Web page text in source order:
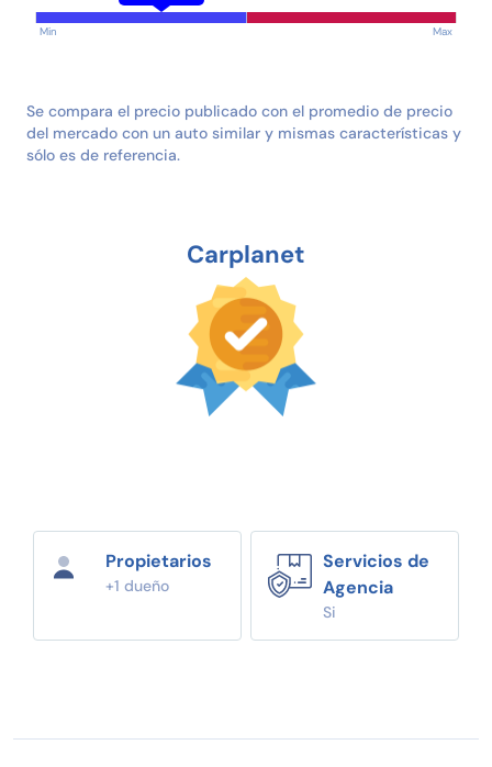
Min Max
Se compara el precio publicado con el promedio de precio
del mercado con un auto similar y mismas características y
sólo es de referencia.
Carplanet
Propietarios
+1 dueño
Servicios de
Agencia
Si